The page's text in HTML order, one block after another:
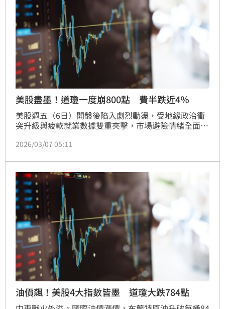
美股盡墨！道瓊一度崩800點 費半跌近4％
美股週五（6日）開盤後陷入劇烈動盪，受地緣政治衝
突升級與疲軟就業數據雙重夾擊，市場避險情緒全面爆
同步跳水，道瓊工業指數一度重挫逾800點，終場下跌
2026/03/07 05:11
油價飆！美股4大指數皆墨 道瓊大跌784點